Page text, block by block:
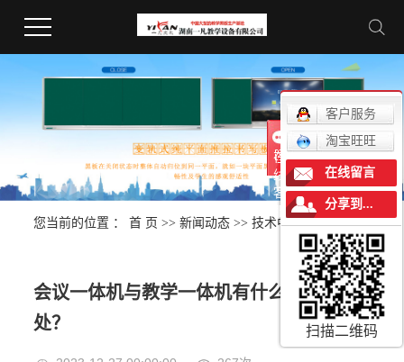
您当前的位置 ：首 页 >>新闻动态 >>技术中心
会议一体机与教学一体机有什么相同之
处？
在
线
客
客户服务
淘宝旺旺
在线留言
分享到...
扫描二维码